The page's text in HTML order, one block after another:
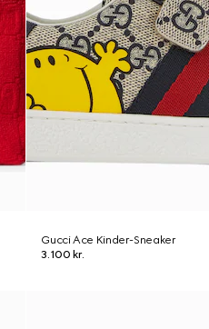
Gucci Ace Kinder-Sneaker
3.100 kr.